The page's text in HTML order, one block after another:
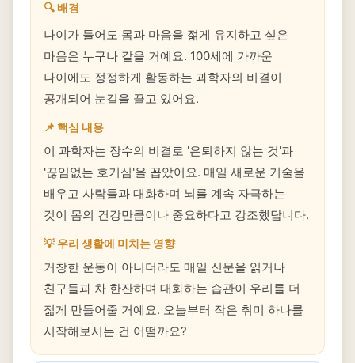
🔍 배경
나이가 들어도 몸과 마음을 젊게 유지하고 싶은
마음은 누구나 같을 거예요. 100세에 가까운
나이에도 정정하게 활동하는 과학자의 비결이
공개되어 눈길을 끌고 있어요.
📌 핵심 내용
이 과학자는 장수의 비결로 '은퇴하지 않는 것'과
'끊임없는 호기심'을 꼽았어요. 매일 새로운 기술을
배우고 사람들과 대화하며 뇌를 계속 자극하는
것이 몸의 건강만큼이나 중요하다고 강조했답니다.
💡 우리 생활에 미치는 영향
거창한 운동이 아니더라도 매일 신문을 읽거나
친구들과 차 한잔하며 대화하는 습관이 우리를 더
젊게 만들어줄 거예요. 오늘부터 작은 취미 하나를
시작해보시는 건 어떨까요?